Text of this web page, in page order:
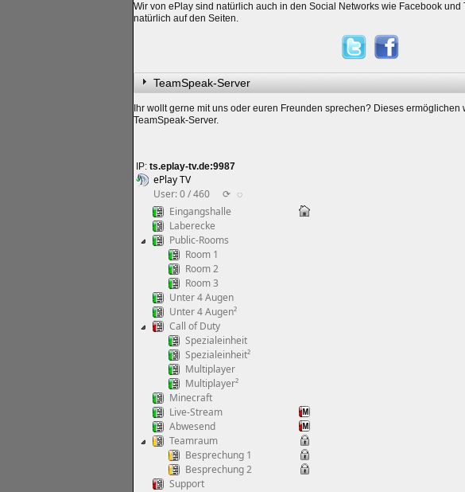
Wir von ePlay sind natürlich auch in den Social Networks wie Facebook und
natürlich auf den Seiten.
TeamSpeak-Server
Ihr wollt gerne mit uns oder euren Freunden sprechen? Dieses
TeamSpeak-Server.
IP: ts.eplay-tv.de:9987
ePlay TV
User: 0 / 460
⟳ ◌
Eingangshalle
Laberecke
Public-Rooms
Room 1
Room 2
Room 3
Unter 4 Augen
Unter 4 Augen²
Call of Duty
Spezialeinheit
Spezialeinheit²
Multiplayer
Multiplayer²
Minecraft
Live-Stream
Abwesend
Teamraum
Besprechung 1
Besprechung 2
Support